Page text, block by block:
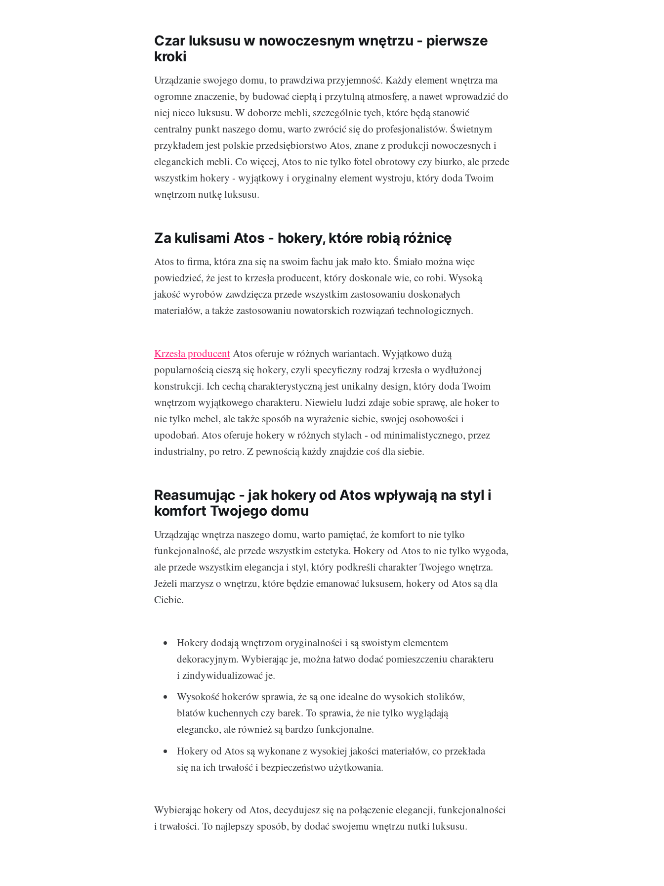
Czar luksusu w nowoczesnym wnętrzu - pierwsze
kroki
Urządzanie swojego domu, to prawdziwa przyjemność. Każdy element wnętrza ma
ogromne znaczenie, by budować ciepłą i przytulną atmosferę, a nawet wprowadzić do
niej nieco luksusu. W doborze mebli, szczególnie tych, które będą stanowić
centralny punkt naszego domu, warto zwrócić się do profesjonalistów. Świetnym
przykładem jest polskie przedsiębiorstwo Atos, znane z produkcji nowoczesnych i
eleganckich mebli. Co więcej, Atos to nie tylko fotel obrotowy czy biurko, ale przede
wszystkim hokery - wyjątkowy i oryginalny element wystroju, który doda Twoim
wnętrzom nutkę luksusu.
Za kulisami Atos - hokery, które robią różnicę
Atos to firma, która zna się na swoim fachu jak mało kto. Śmiało można więc
powiedzieć, że jest to krzesła producent, który doskonale wie, co robi. Wysoką
jakość wyrobów zawdzięcza przede wszystkim zastosowaniu doskonałych
materiałów, a także zastosowaniu nowatorskich rozwiązań technologicznych.
Krzesła producentAtos oferuje w różnych wariantach. Wyjątkowo dużą
popularnością cieszą się hokery, czyli specyficzny rodzaj krzesła o wydłużonej
konstrukcji. Ich cechą charakterystyczną jest unikalny design, który doda Twoim
wnętrzom wyjątkowego charakteru. Niewielu ludzi zdaje sobie sprawę, ale hoker to
nie tylko mebel, ale także sposób na wyrażenie siebie, swojej osobowości i
upodobań. Atos oferuje hokery w różnych stylach - od minimalistycznego, przez
industrialny, po retro. Z pewnością każdy znajdzie coś dla siebie.
Reasumując - jak hokery od Atos wpływają na styl i
komfort Twojego domu
Urządzając wnętrza naszego domu, warto pamiętać, że komfort to nie tylko
funkcjonalność, ale przede wszystkim estetyka. Hokery od Atos to nie tylko wygoda,
ale przede wszystkim elegancja i styl, który podkreśli charakter Twojego wnętrza.
Jeżeli marzysz o wnętrzu, które będzie emanować luksusem, hokery od Atos są dla
Ciebie.
Hokery dodają wnętrzom oryginalności i są swoistym elementem
dekoracyjnym. Wybierając je, można łatwo dodać pomieszczeniu charakteru
i zindywidualizować je.
Wysokość hokerów sprawia, że są one idealne do wysokich stolików,
blatów kuchennych czy barek. To sprawia, że nie tylko wyglądają
elegancko, ale również są bardzo funkcjonalne.
Hokery od Atos są wykonane z wysokiej jakości materiałów, co przekłada
się na ich trwałość i bezpieczeństwo użytkowania.
Wybierając hokery od Atos, decydujesz się na połączenie elegancji, funkcjonalności
i trwałości. To najlepszy sposób, by dodać swojemu wnętrzu nutki luksusu.